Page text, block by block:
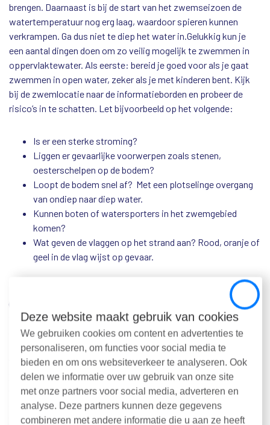
Close
Deze website maakt gebruik van cookies
We gebruiken cookies om content en advertenties te
personaliseren, om functies voor social media te
bieden en om ons websiteverkeer te analyseren. Ook
delen we informatie over uw gebruik van onze site
met onze partners voor social media, adverteren en
analyse. Deze partners kunnen deze gegevens
combineren met andere informatie die u aan ze heeft
brengen. Daarnaast is bij de start van het zwemseizoen de
watertemperatuur nog erg laag, waardoor spieren kunnen
verkrampen. Ga dus niet te diep het water in.Gelukkig kun je
een aantal dingen doen om zo veilig mogelijk te zwemmen in
oppervlaktewater. Als eerste: bereid je goed voor als je gaat
zwemmen in open water, zeker als je met kinderen bent. Kijk
bij de zwemlocatie naar de informatieborden en probeer de
risico’s in te schatten. Let bijvoorbeeld op het volgende:
Is er een sterke stroming?
Liggen er gevaarlijke voorwerpen zoals stenen,
oesterschelpen op de bodem?
Loopt de bodem snel af? Met een plotselinge overgang
van ondiep naar diep water.
Kunnen boten of watersporters in het zwemgebied
komen?
Wat geven de vlaggen op het strand aan? Rood, oranje of
geel in de vlag wijst op gevaar.
De belangrijkste tip: zorg altijd dat iemand je in de gaten houdt
). Dit geldt extra bij zwemmen in zee. Meer
tips over veilig zwemmen in open water en de campagne ‘Wie
checkt jou?’ lees je opveiliginenuithetwater.nl.
Waterkwaliteit
Zwemwater kan vervuild zijn. De resultaten van de
waterkwaliteitsonderzoeken maakt de Provincie tijdens het
seizoen bekend via de website Zwemwater.nl en via de
Zwemwater App. Als uit onderzoek blijkt dat er iets aan de